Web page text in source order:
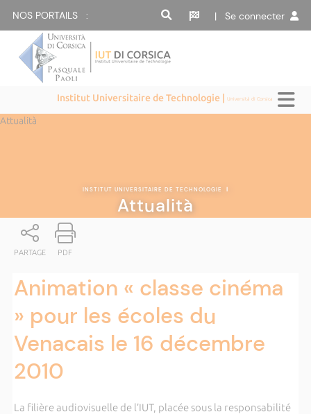
NOS PORTAILS : | Se connecter
Institut Universitaire de Technologie |Università di Corsica
Attualità
INSTITUT UNIVERSITAIRE DE TECHNOLOGIE |
Attualità
PARTAGE PDF
Animation « classe cinéma
» pour les écoles du
Venacais le 16 décembre
2010
La filière audiovisuelle de l’IUT, placée sous la responsabilité